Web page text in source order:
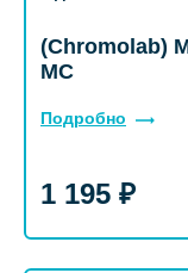
(Chromolab)
МС
Подробно
1 195 ₽